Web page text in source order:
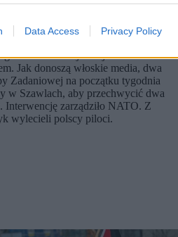
Data Access Privacy Policy
dokonuje akcji
Jak donoszą włoskie media, dwa
Zadaniowej na początku tygodnia
w Szawlach, aby przechwycić dwa
zarządziło NATO. Z
wylecieli polscy piloci.